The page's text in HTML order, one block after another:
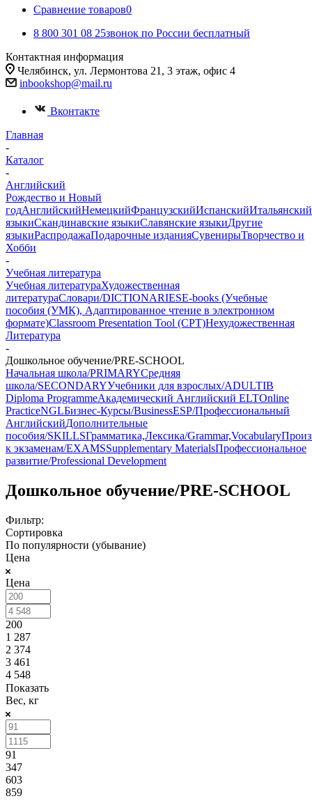
Сравнение товаров0
8 800 301 08 25звонок по России бесплатный
Контактная информация
Челябинск, ул. Лермонтова 21, 3 этаж, офис 4
inbookshop@mail.ru
Вконтакте
Главная
-
Каталог
-
Английский
Рождество и Новый
годАнглийскийНемецкийФранцузскийИспанскийИтальянский
языкиСкандинавские языкиСлавянские языкиДругие
языкиРаспродажаПодарочные изданияСувенирыТворчество и
Хобби
-
Учебная литература
Учебная литератураХудожественная
литератураСловари/DICTIONARIESE-books (Учебные
пособия (УМК), Адаптированное чтение в электронном
формате)Classroom Presentation Tool (CPT)Нехудожественная
Литература
-
Дошкольное обучение/PRE-SCHOOL
Начальная школа/PRIMARYСредняя
школа/SECONDARYУчебники для взрослых/ADULTIB
Diploma ProgrammeАкадемический Английский ELTOnline
PracticeNGLБизнес-Курсы/BusinessESP/Профессиональный
АнглийскийДополнительные
пособия/SKILLSГрамматика,Лексика/Grammar,Vocabulary
к экзаменам/EXAMSSupplementary MaterialsПрофессиональное
развитие/Professional Development
Дошкольное обучение/PRE-SCHOOL
Фильтр:
Сортировка
По популярности (убывание)
Цена
Цена
200
1 287
2 374
3 461
4 548
Показать
Вес, кг
91
347
603
859